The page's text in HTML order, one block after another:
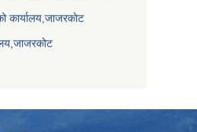
कार्यालय,जाजरकाेट